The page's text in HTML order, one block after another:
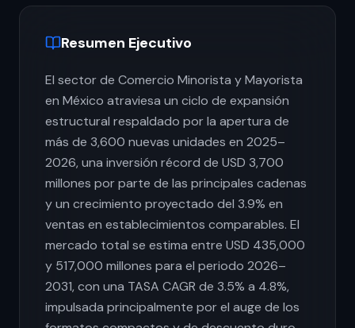
Resumen Ejecutivo
El sector de Comercio Minorista y Mayorista
en México atraviesa un ciclo de expansión
estructural respaldado por la apertura de
más de 3,600 nuevas unidades en 2025–
2026, una inversión récord de USD 3,700
millones por parte de las principales cadenas
y un crecimiento proyectado del 3.9% en
ventas en establecimientos comparables. El
mercado total se estima entre USD 435,000
y 517,000 millones para el periodo 2026–
2031, con una TASA CAGR de 3.5% a 4.8%,
impulsada principalmente por el auge de los